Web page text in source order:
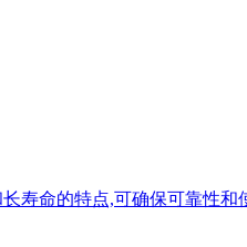
寿命的特点,可确保可靠性和